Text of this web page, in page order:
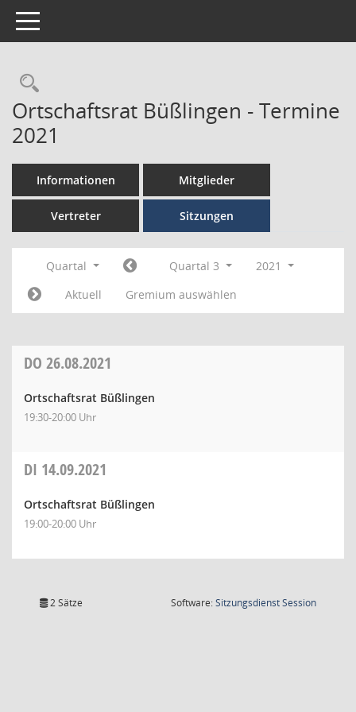
Toggle navigation
Ortschaftsrat Büßlingen - Termine
2021
Informationen Mitglieder
Vertreter Sitzungen
Quartal Quartal 3
2021
Aktuell
Gremium auswählen
DO 26.08.2021
Ortschaftsrat Büßlingen
19:30-20:00 Uhr
DI 14.09.2021
Ortschaftsrat Büßlingen
19:00-20:00 Uhr
2 Sätze Software:SitzungsdienstSession(Wird in